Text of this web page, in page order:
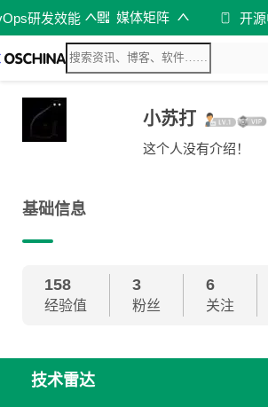
研发效能 媒体矩阵 开
小苏打
这个人没有介绍！
基础信息
158
经验值
3
粉丝
6
关注
技术雷达